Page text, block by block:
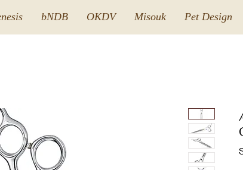
bNDB OKDV Misouk Pet Design